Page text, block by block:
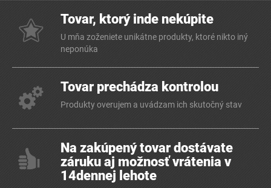
Tovar, ktorý inde nekúpite
U mňa zoženiete unikátne produkty, ktoré nikto iný
neponúka
Tovar prechádza kontrolou
Produkty overujem a uvádzam ich skutočný stav
Na zakúpený tovar dostávate
záruku aj možnosť vrátenia v
14dennej lehote